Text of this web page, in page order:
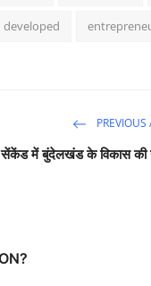
developed
PREVIOUS
सेंकेंड में बुंदेलखंड के विकास की